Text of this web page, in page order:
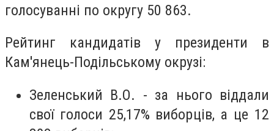
голосуванні по округу 50 863.
Рейтинг кандидатів у президенти в
Кам'янець-Подільському окрузі:
Зеленський В.О. - за нього віддали
свої голоси 25,17% виборців, а це 12